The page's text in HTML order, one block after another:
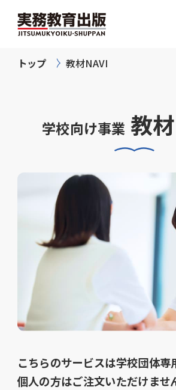
トップ 教材NAVI
学校向け事業 教
こちらのサービスは学校団体専
個人の方はご注文いただけませ